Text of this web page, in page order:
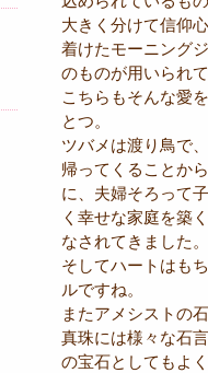
大きく分けて信仰
着けたモーニング
のものが用いられて
こちらもそんな愛
とつ。
ツバメは渡り鳥で
帰ってくることか
に、夫婦そろって
く幸せな家庭を築
なされてきました。
そしてハートはも
ルですね。
またアメシストの
真珠には様々な石
の宝石としてもよ